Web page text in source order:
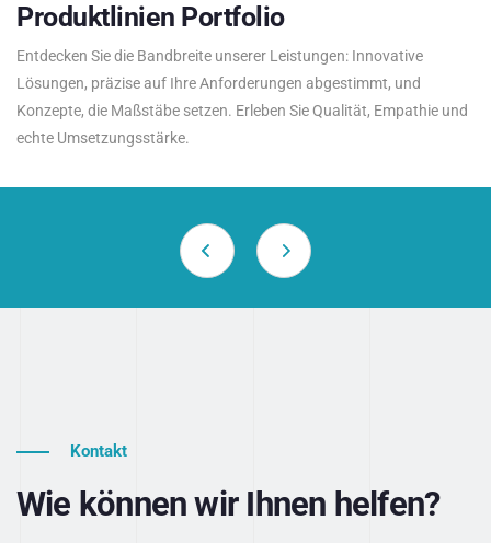
Produktlinien Portfolio
Entdecken Sie die Bandbreite unserer Leistungen: Innovative
Lösungen, präzise auf Ihre Anforderungen abgestimmt, und
Konzepte, die Maßstäbe setzen. Erleben Sie Qualität, Empathie und
echte Umsetzungsstärke.
Kontakt
Wie können wir Ihnen helfen?